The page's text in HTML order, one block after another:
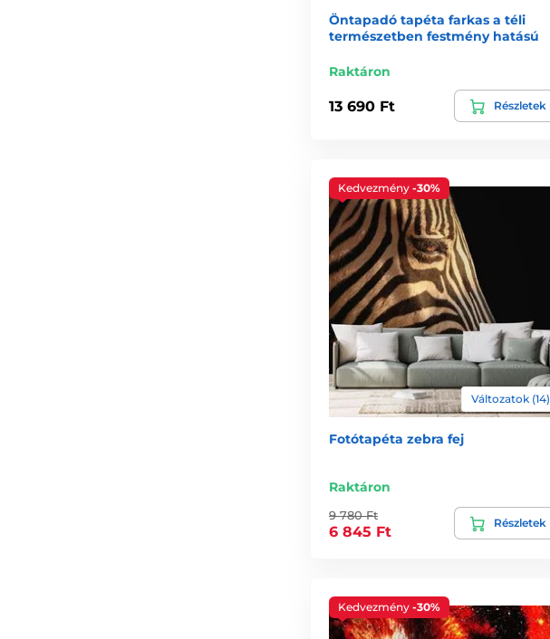
Öntapadó tapéta farkas a téli
természetben festmény hatású
Raktáron
13 690 Ft Részletek
Kedvezmény -30%
Változatok (14)
Fotótapéta zebra fej
Raktáron
9 780 Ft
6 845 Ft
Részletek
Kedvezmény -30%